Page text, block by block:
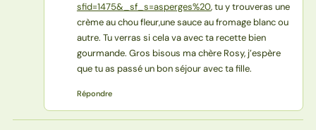
sfid=1475&_sf_s=asperges%20, tu y trouveras une
crème au chou fleur,une sauce au fromage blanc ou
autre. Tu verras si cela va avec ta recette bien
gourmande. Gros bisous ma chère Rosy, j’espère
que tu as passé un bon séjour avec ta fille.
Répondre